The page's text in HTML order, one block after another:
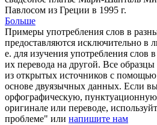
Павлосом из Греции в 1995 г.
Больше
Примеры употребления слов в
предоставляются исключительно в
е. для изучения употребления слов
их перевода на другой. Все
из открытых источников с
основе двуязычных данных. Если
орфографическую,
оригинале или переводе,
проблеме" или напишите нам